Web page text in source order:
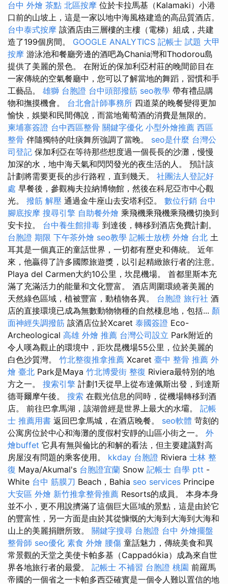
台中 外燴 茶點 北區按摩 位於卡拉馬基（Kalamaki）小港
口前的山坡上，這是一家以地中海風格建造的高品質酒店。
台中泰式按摩 該酒店由三層樓的主樓（電梯）組成，共建
造了199個房間。 GOOGLE ANALYTICS 記帳士 試題 大甲
按摩 游泳池和餐廳旁邊的酒吧為Chania灣和Thodorou島
提供了美麗的景色。 在附近的保加利亞村莊的晚間節目在
一家傳統的空氣餐廳中，您可以了解當地的舞蹈，習慣和手
工藝品。 雄獅 台胞證 台中頭部撥筋 seo教學 帶有禮品購
物和撫摸機會。 台北會計師事務所 四道菜的晚餐變得更加
愉快，娛樂和民間傳說，而當地葡萄酒的消費是無限的。
柬埔寨簽證 台中西區整骨 關鍵字優化 小型外燴推薦 西區
整骨 伴隨獨特的吐痰舞所強調了當晚。 seo是什麼 台灣公
司登記 保加利亞在等待那些想度過一個長長的沙灘，慢慢
加深的水，地中海天氣和閃閃發光的夜生活的人。 預計該
計劃將需要更長的步行路程，直到幾天。 社團法人登記好
處 早餐後，參觀梅夫拉納博物館，然後在科尼亞市中心觀
光。 撥筋 解壓 通過金牛座山去安塔利亞。 數位行銷 台中
腳底按摩 搜尋引擎 自助餐外燴 乘飛機乘飛機乘飛機切換到
安卡拉。 台中養生館排毒 到達後，轉移到酒店免費計劃。
台胞證 期限 下午茶外燴 seo教學 記帳士放榜 外燴 台北 土
耳其是一個真正的童話世界，一切都有歷史和傳統。 近年
來，他贏得了許多國際旅遊獎，以引起精緻旅行者的注意。
Playa del Carmen大約10公里，坎昆機場。 首都里斯本充
滿了充滿活力的能量和文化豐富。 酒店周圍環繞著美麗的
天然綠色區域，植被豐富，動植物各異。 台胞證 旅行社 酒
店的直接環境已成為無數動物物種的自然棲息地，包括... 顏
面神經失調撥筋 該酒店位於Xcaret 泰國簽證 Eco-
Archeological 高雄 外燴 推薦 台灣公司設立 Park附近的
令人嘆為觀止的環境中，距坎昆機場55公里，位於美麗的
白色沙質灣。 竹北整復推拿推薦 Xcaret 臺中 整骨 推薦 外
燴 臺北 Park是Maya 竹北博愛街 整復 Riviera最特別的地
方之一。 搜索引擎 計劃1天從早上從布達佩斯出發，到達斯
德哥爾摩午後。 搜索 在觀光信息的同時，從機場轉移到酒
店。 前往巴拿馬湖，該湖曾經是世界上最大的水壩。 記帳
士 推薦用書 返回巴拿馬城，在酒店晚餐。 seo軟體 苛刻的
公寓房位於中心和海灘的度假村安靜的山區小街之一。 外
燴buffet 它具有無與倫比的和解的看法，但主要建議對高
房屋沒有問題的乘客使用。 kkday 台胞證 Riviera 士林 整
復 Maya/Akumal's 台胞證宜蘭 Snow 記帳士 自學 ptt -
White 台中 筋膜刀 Beach，Bahia seo services Principe
大安區 外燴 新竹推拿整骨推薦 Resorts的成員。 本身本身
並不小，更不用說擠滿了這個巨大區域的景點，這是由於它
的豐富性，另一方面是由於其從慷慨的大海到大海到大海和
山上的美麗捐贈所致。 關鍵字搜尋 台胞證 台中 外燴擺盤
整骨師 seo優化 素食 外燴 腰傷 童話魅力，傳統美食和異
常景觀的天堂之美使卡帕多基（Cappadókia）成為來自世
界各地旅行者的最愛。 記帳士 不補習 台胞證 桃園 前羅馬
帝國的一個省之一卡帕多西亞確實是一個令人難以置信的地